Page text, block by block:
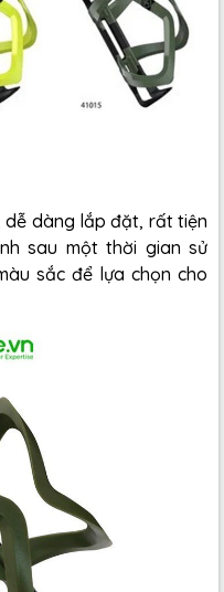
dễ dàng lắp đặt, rất tiện
sau một thời gian sử
sắc để lựa chọn cho